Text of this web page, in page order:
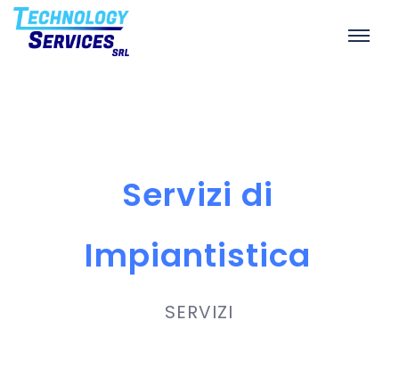
Servizi di
Impiantistica
SERVIZI